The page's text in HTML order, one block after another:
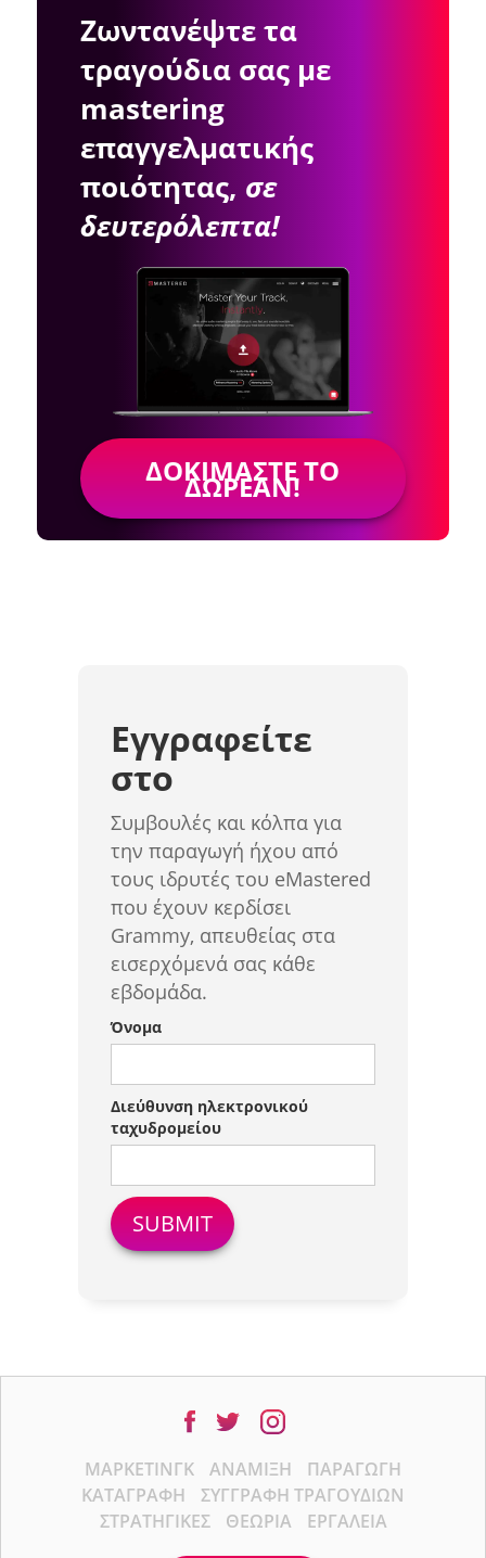
Ζωντανέψτε τα
τραγούδια σας με
mastering
επαγγελματικής
ποιότητας, σε
δευτερόλεπτα!
ΔΟΚΙΜΆΣΤΕ ΤΟ
ΔΩΡΕΆΝ!
Εγγραφείτε
στο
Συμβουλές και κόλπα για
την παραγωγή ήχου από
τους ιδρυτές του eMastered
που έχουν κερδίσει
Grammy, απευθείας στα
εισερχόμενά σας κάθε
εβδομάδα.
Όνομα
Διεύθυνση ηλεκτρονικού
ταχυδρομείου
ΜΆΡΚΕΤΙΝΓΚ ΑΝΆΜΙΞΗ
ΠΑΡΑΓΩΓΉ
ΚΑΤΑΓΡΑΦΉ
ΣΥΓΓΡΑΦΉ ΤΡΑΓΟΥΔΙΏΝ
ΣΤΡΑΤΗΓΙΚΈΣ
ΘΕΩΡΊΑ ΕΡΓΑΛΕΊΑ